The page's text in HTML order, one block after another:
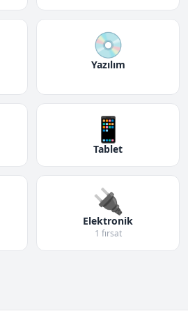
💿
Yazılım
📱
Tablet
🔌
Elektronik
1 fırsat